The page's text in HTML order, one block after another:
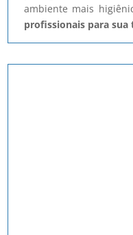
ambiente mais
profissionais para